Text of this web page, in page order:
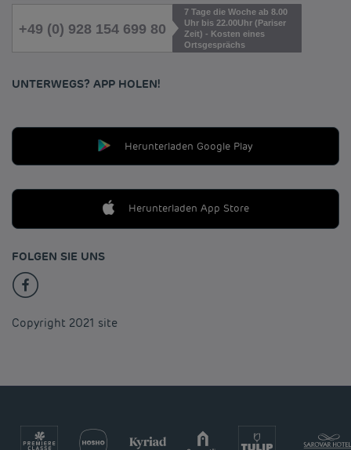
+49 (0) 928 154 699 80
7 Tage die Woche ab 8.00
Uhr bis 22.00Uhr (Pariser
Zeit) - Kosten eines
Ortsgesprächs
UNTERWEGS? APP HOLEN!
Herunterladen Google Play
Herunterladen App Store
FOLGEN SIE UNS
Copyright 2021 site